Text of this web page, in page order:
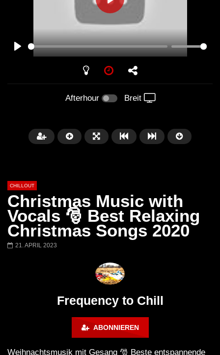
PLAY
PLAY
Afterhour Breit
Später
01:02:49
Calm & Relaxing Background
Music 🍓 Chill, Study, Work,
CHILLOUT
Christmas Music with
Vocals 🎅 Best Relaxing
Christmas Songs 2020
21. APRIL 2023
Frequency to Chill
ABONNIEREN
Weihnachtsmusik mit Gesang 🎅 Beste entspannende